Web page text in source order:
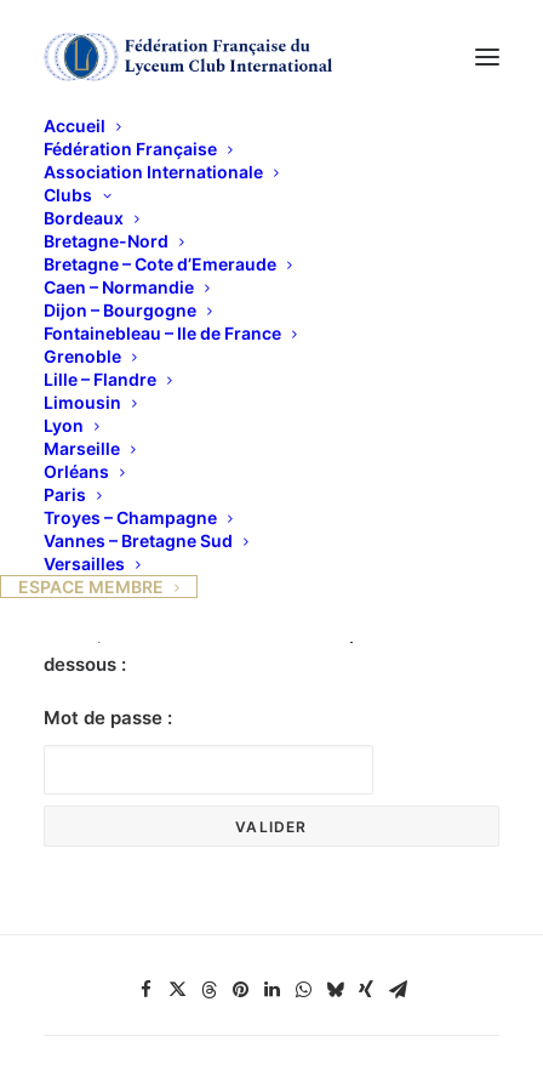
Accueil
Fédération Française
Association Internationale
Clubs
Bordeaux
Bretagne-Nord
Bretagne – Cote d’Emeraude
Caen – Normandie
Dijon – Bourgogne
Fontainebleau – Ile de France
Grenoble
Lille – Flandre
Limousin
Lyon
Marseille
Orléans
Paris
Troyes – Champagne
Vannes – Bretagne Sud
Versailles
ESPACE MEMBRE
SOS Amitié
16 JANVIER 2025
Ce contenu est protégé par un mot de passe. Pour
dessous :
Mot de passe :